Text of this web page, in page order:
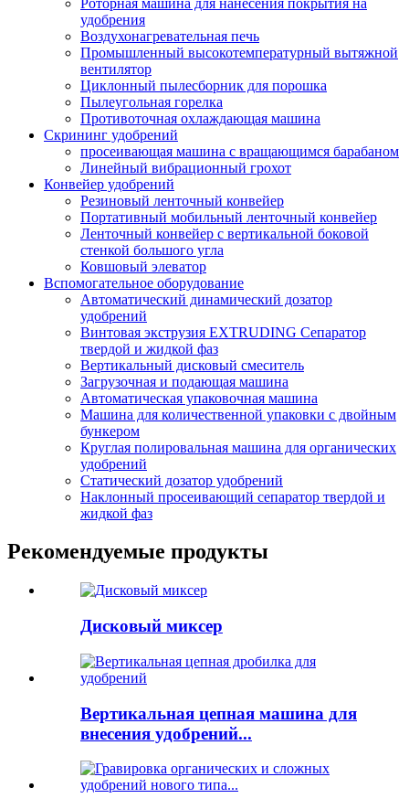
удобрения
Воздухонагревательная печь
Промышленный высокотемпературный вытяжной
вентилятор
Циклонный пылесборник для порошка
Пылеугольная горелка
Противоточная охлаждающая машина
Скрининг удобрений
просеивающая машина с вращающимся барабаном
Линейный вибрационный грохот
Конвейер удобрений
Резиновый ленточный конвейер
Портативный мобильный ленточный конвейер
Ленточный конвейер с вертикальной боковой
стенкой большого угла
Ковшовый элеватор
Вспомогательное оборудование
Автоматический динамический дозатор
удобрений
Винтовая экструзия EXTRUDING Сепаратор
твердой и жидкой фаз
Вертикальный дисковый смеситель
Загрузочная и подающая машина
Автоматическая упаковочная машина
Машина для количественной упаковки с двойным
бункером
Круглая полировальная машина для органических
удобрений
Статический дозатор удобрений
Наклонный просеивающий сепаратор твердой и
жидкой фаз
Рекомендуемые продукты
Дисковый миксер
Вертикальная цепная машина для
внесения удобрений...